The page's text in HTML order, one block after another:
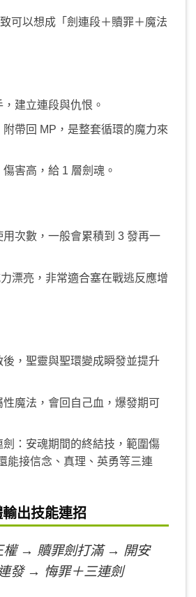
可以想成「劍連段＋贖罪＋魔法
建立連段與仇恨。
帶回 MP，是整套循環的魔力來
害高，給 1 層劍魂。
用次數，一般會累積到 3 發再一
漂亮，非常適合塞在戰逃反應增
後，聖靈與聖環變成瞬發並提升
魔法，會回自己血，爆發期可
：安魂期間的終結技，範圍傷
能接信念、真理、英勇等三連
出技能連招
權 → 贖罪劍打滿 → 開安
發 → 悔罪＋三連劍